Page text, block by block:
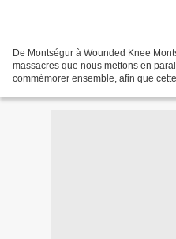
De Montségur à Wounded Knee
massacres que nous mettons en
commémorer ensemble, afin que